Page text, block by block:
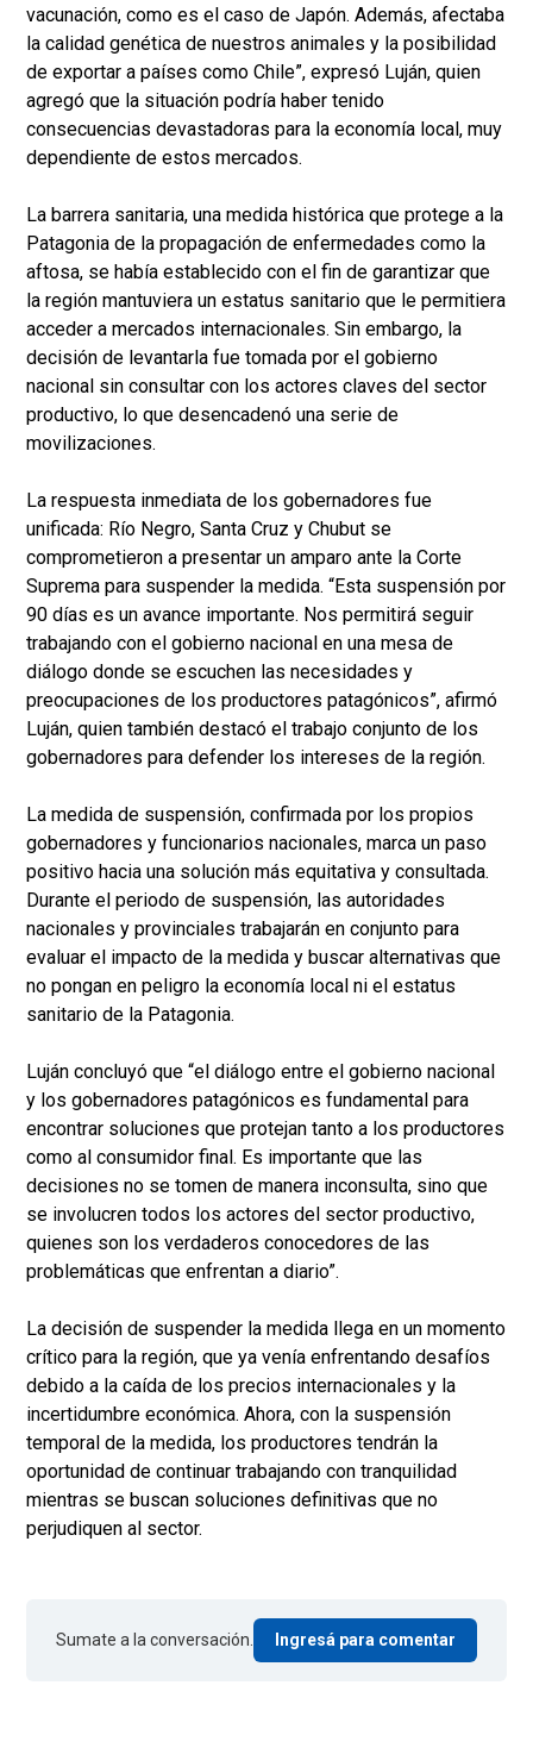
vacunación, como es el caso de Japón. Además, afectaba
la calidad genética de nuestros animales y la posibilidad
de exportar a países como Chile”, expresó Luján, quien
agregó que la situación podría haber tenido
consecuencias devastadoras para la economía local, muy
dependiente de estos mercados.
La barrera sanitaria, una medida histórica que protege a la
Patagonia de la propagación de enfermedades como la
aftosa, se había establecido con el fin de garantizar que
la región mantuviera un estatus sanitario que le permitiera
acceder a mercados internacionales. Sin embargo, la
decisión de levantarla fue tomada por el gobierno
nacional sin consultar con los actores claves del sector
productivo, lo que desencadenó una serie de
movilizaciones.
La respuesta inmediata de los gobernadores fue
unificada: Río Negro, Santa Cruz y Chubut se
comprometieron a presentar un amparo ante la Corte
Suprema para suspender la medida. “Esta suspensión por
90 días es un avance importante. Nos permitirá seguir
trabajando con el gobierno nacional en una mesa de
diálogo donde se escuchen las necesidades y
preocupaciones de los productores patagónicos”, afirmó
Luján, quien también destacó el trabajo conjunto de los
gobernadores para defender los intereses de la región.
La medida de suspensión, confirmada por los propios
gobernadores y funcionarios nacionales, marca un paso
positivo hacia una solución más equitativa y consultada.
Durante el periodo de suspensión, las autoridades
nacionales y provinciales trabajarán en conjunto para
evaluar el impacto de la medida y buscar alternativas que
no pongan en peligro la economía local ni el estatus
sanitario de la Patagonia.
Luján concluyó que “el diálogo entre el gobierno nacional
y los gobernadores patagónicos es fundamental para
encontrar soluciones que protejan tanto a los productores
como al consumidor final. Es importante que las
decisiones no se tomen de manera inconsulta, sino que
se involucren todos los actores del sector productivo,
quienes son los verdaderos conocedores de las
problemáticas que enfrentan a diario”.
La decisión de suspender la medida llega en un momento
crítico para la región, que ya venía enfrentando desafíos
debido a la caída de los precios internacionales y la
incertidumbre económica. Ahora, con la suspensión
temporal de la medida, los productores tendrán la
oportunidad de continuar trabajando con tranquilidad
mientras se buscan soluciones definitivas que no
perjudiquen al sector.
Sumate a la conversación. Ingresá para comentar